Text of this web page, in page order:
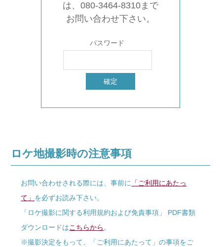
は、080-3464-8310まで
お問い合わせ下さい。
パスワード
ロケ地撮影時の注意事項
お問い合わせされる際には、事前に 「ご利用にあたっ
て」 を必ずお読み下さい。
「ロケ撮影に関する利用規約および免責事項」 PDF書類
ダウンロードはこちらから。
※撮影決定をもって、「ご利用にあたって」の事項をご